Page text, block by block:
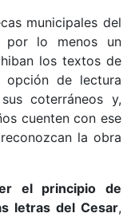
municipales del
por lo menos un
los textos de
opción de lectura
coterráneos y,
cuenten con ese
la obra
el principio de
letras del Cesar,